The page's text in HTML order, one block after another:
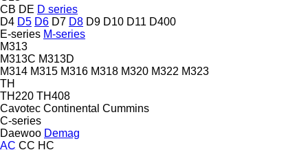
CB DE D series
D4 D5 D6 D7 D8 D9 D10 D11 D400
E-series M-series
M313
M313C M313D
M314 M315 M316 M318 M320 M322 M323
TH
TH220 TH408
Cavotec Continental Cummins
C-series
Daewoo Demag
AC CC HC